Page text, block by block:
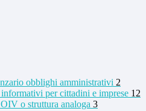
obblighi amministrativi 2
per cittadini e imprese 12
o struttura analoga 3